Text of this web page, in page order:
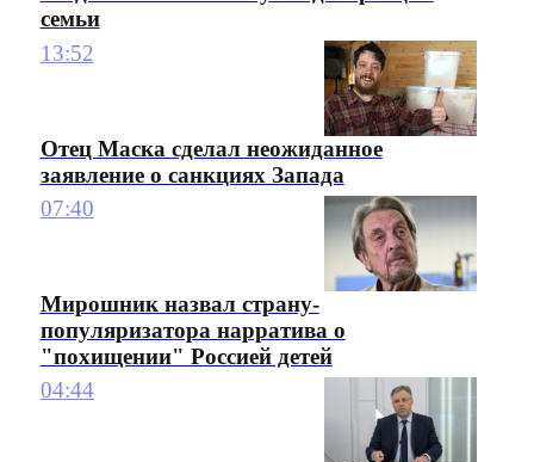
семьи
13:52
Отец Маска сделал неожиданное
заявление о санкциях Запада
07:40
Мирошник назвал страну-
популяризатора нарратива о
"похищении" Россией детей
04:44